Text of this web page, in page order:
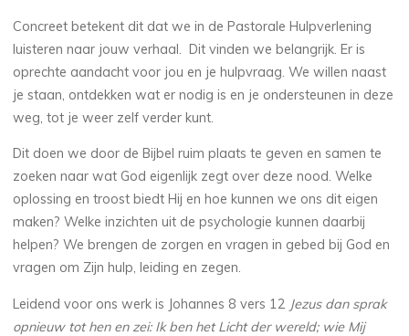
Concreet betekent dit dat we in de Pastorale Hulpverlening
luisteren naar jouw verhaal. Dit vinden we belangrijk. Er is
oprechte aandacht voor jou en je hulpvraag. We willen naast
je staan, ontdekken wat er nodig is en je ondersteunen in deze
weg, tot je weer zelf verder kunt.
Dit doen we door de Bijbel ruim plaats te geven en samen te
zoeken naar wat God eigenlijk zegt over deze nood. Welke
oplossing en troost biedt Hij en hoe kunnen we ons dit eigen
maken? Welke inzichten uit de psychologie kunnen daarbij
helpen? We brengen de zorgen en vragen in gebed bij God en
vragen om Zijn hulp, leiding en zegen.
Leidend voor ons werk is Johannes 8 vers 12 Jezus dan sprak
opnieuw tot hen en zei: Ik ben het Licht der wereld; wie Mij